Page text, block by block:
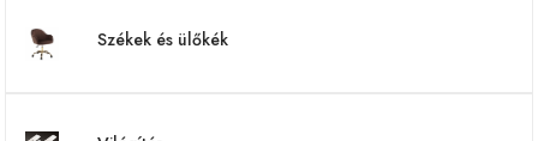
Székek és ülőkék